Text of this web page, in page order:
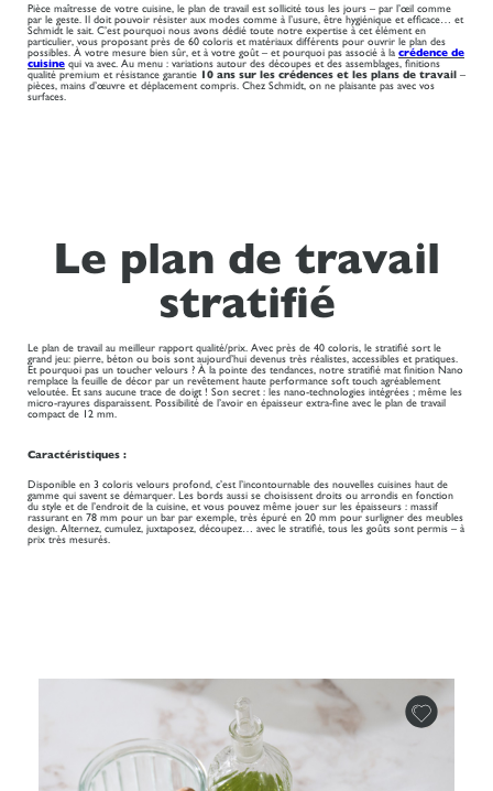
Pièce maîtresse de votre cuisine, le plan de travail est sollicité tous les jours – par l’œil comme
par le geste. Il doit pouvoir résister aux modes comme à l’usure, être hygiénique et efficace… et
Schmidt le sait. C’est pourquoi nous avons dédié toute notre expertise à cet élément en
particulier, vous proposant près de 60 coloris et matériaux différents pour ouvrir le plan des
possibles. À votre mesure bien sûr, et à votre goût – et pourquoi pas associé à la crédence de
cuisine qui va avec. Au menu : variations autour des découpes et des assemblages, finitions
qualité premium et résistance garantie 10 ans sur les crédences et les plans de travail –
pièces, mains d’œuvre et déplacement compris. Chez Schmidt, on ne plaisante pas avec vos
surfaces.
Le plan de travail
stratifié
Le plan de travail au meilleur rapport qualité/prix. Avec près de 40 coloris, le stratifié sort le
grand jeu: pierre, béton ou bois sont aujourd’hui devenus très réalistes, accessibles et pratiques.
Et pourquoi pas un toucher velours ? À la pointe des tendances, notre stratifié mat finition Nano
remplace la feuille de décor par un revêtement haute performance soft touch agréablement
veloutée. Et sans aucune trace de doigt ! Son secret : les nano-technologies intégrées ; même les
micro-rayures disparaissent. Possibilité de l’avoir en épaisseur extra-fine avec le plan de travail
compact de 12 mm.
Caractéristiques :
Disponible en 3 coloris velours profond, c’est l’incontournable des nouvelles cuisines haut de
gamme qui savent se démarquer. Les bords aussi se choisissent droits ou arrondis en fonction
du style et de l’endroit de la cuisine, et vous pouvez même jouer sur les épaisseurs : massif
rassurant en 78 mm pour un bar par exemple, très épuré en 20 mm pour surligner des meubles
design. Alternez, cumulez, juxtaposez, découpez… avec le stratifié, tous les goûts sont permis – à
prix très mesurés.